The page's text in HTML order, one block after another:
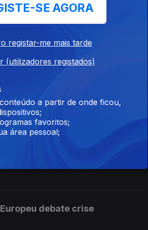
na Ilha da Terceira
debate crise
SE AGORA
registar-me mais tarde
(utilizadores registados)
a partir de onde ficou,
favoritos;
área pessoal;